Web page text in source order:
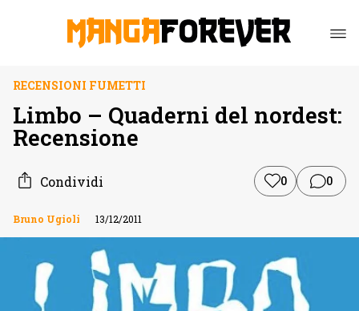
RECENSIONI FUMETTI
Limbo – Quaderni del nordest:
Recensione
Condividi 0 0
Bruno Ugioli 13/12/2011